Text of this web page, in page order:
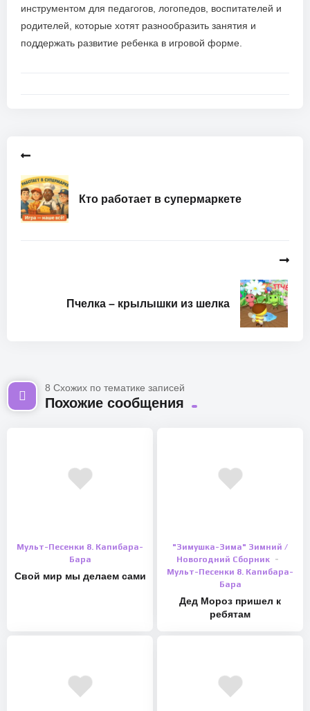
инструментом для педагогов, логопедов, воспитателей и
родителей, которые хотят разнообразить занятия и
поддержать развитие ребенка в игровой форме.
Кто работает в супермаркете
Пчелка – крылышки из шелка
8 Схожих по тематике записей
Похожие сообщения
Мульт-Песенки 8. Капибара-
Бара
Свой мир мы делаем сами
"Зимушка-Зима" Зимний /
Новогодний Сборник
Мульт-Песенки 8. Капибара-
Бара
Дед Мороз пришел к
ребятам